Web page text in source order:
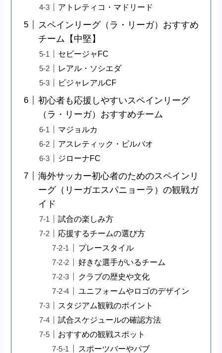
アトレティコ・マドリード
スペインリーグ（ラ・リーガ）おすすめ
チーム【中堅】
セビージャFC
レアル・ソシエダ
ビジャレアルCF
初心者も応援しやすいスペインリーグ
（ラ・リーガ）おすすめチーム
マジョルカ
アスレティック・ビルバオ
ジローナFC
海外サッカー初心者のためのスペインリ
ーグ（リーガエスパニョーラ）の観戦ガ
イド
試合の楽しみ方
応援するチームの選び方
プレースタイル
好きな選手がいるチーム
クラブの歴史や文化
ユニフォームやロゴのデザイン
スタジアム観戦のポイント
試合スケジュールの確認方法
おすすめの観戦スポット
スポーツバーやパブ